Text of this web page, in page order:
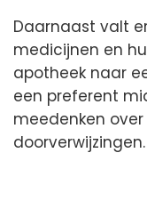
Daarnaast valt
medicijnen en
apotheek naar
een preferent
meedenken
doorverwijzingen.